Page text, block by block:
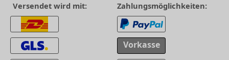
Versendet wird mit: Zahlungsmöglichkeiten:
Vorkasse